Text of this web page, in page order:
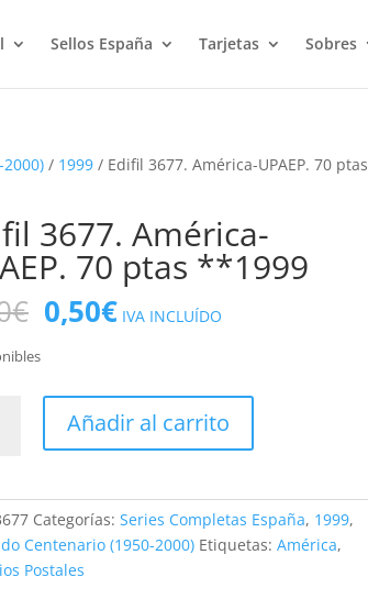
Sellos España Tarjetas Sobres
/ 1999 / Edifil 3677. América-UPAEP. 70 ptas
3677. América-
70 ptas **1999
€ El
precio
era:
1,10€.
0,50€El
precio
es:
0,50€.
IVA INCLUÍDO
Añadir al carrito
Categorías:Series Completas España, 1999,
Centenario (1950-2000) Etiquetas:América,
Postales